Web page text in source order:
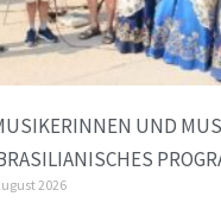
UND
2026